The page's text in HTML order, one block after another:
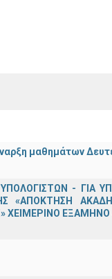
μαθημάτων
- ΓΙΑ
«ΑΠΟΚΤΗΣΗ
ΧΕΙΜΕΡΙΝΟ ΕΞΑΜΗΝΟ